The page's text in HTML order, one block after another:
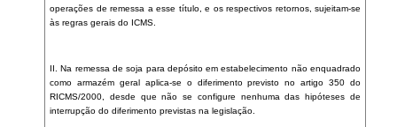
operações de remessa a esse título, e os respectivos retornos, sujeitam-se
às regras gerais do ICMS.
II. Na remessa de soja para depósito em estabelecimento não enquadrado
como armazém geral aplica-se o diferimento previsto no artigo 350 do
RICMS/2000, desde que não se configure nenhuma das hipóteses de
interrupção do diferimento previstas na legislação.